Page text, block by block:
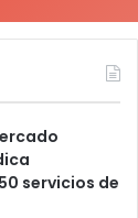
servicios de